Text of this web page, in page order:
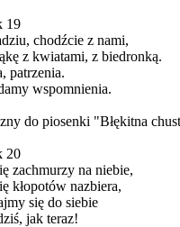
19
chodźcie z nami,
z kwiatami, z biedronką.
patrzenia.
wspomnienia.
do piosenki "Błękitna
20
zachmurzy na niebie,
kłopotów nazbiera,
się do siebie
jak teraz!